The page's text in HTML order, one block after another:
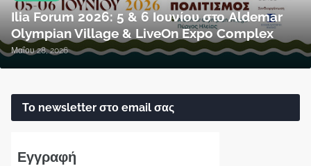
Ilia Forum 2026: 5 & 6 Ιουνίου στο Aldemar
Olympian Village & LiveOn Expo Complex
Μαΐου 28, 2026
Το newsletter στο email σας
Εγγραφή